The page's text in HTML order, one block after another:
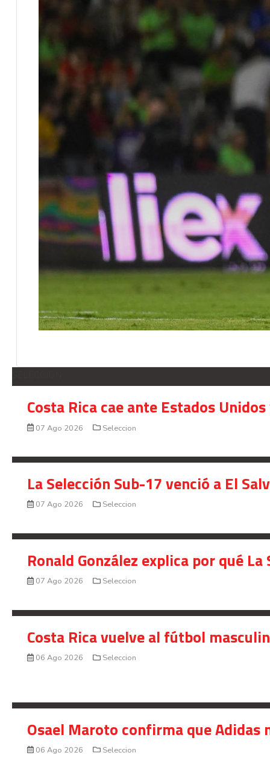
Costa Rica cae ante Estados
07 Ago 2026 Seleccion
La Selección Sub-17 venció a El
07 Ago 2026 Seleccion
Ronald González explica por qué
07 Ago 2026 Seleccion
Costa Rica vuelve al fútbol
06 Ago 2026 Seleccion
Osael Maroto confirma que Adidas
06 Ago 2026 Seleccion